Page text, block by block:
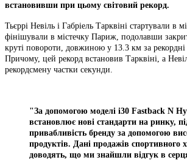
встановивши при цьому світовий рекорд.
Тьєррі Невіль і Габріель Тарквіні стартували в
фінішували в містечку Париж, подолавши
круті повороти, довжиною у 13.3 км за
Причому, цей рекорд встановив Тарквіні, а
рекордсмену частки секунди.
"За допомогою моделі i30 Fastback N
встановлює нові стандарти на ринку,
привабливість бренду за допомогою
продуктів. Дані продажів спортивного
доводять, що ми знайшли відгук в